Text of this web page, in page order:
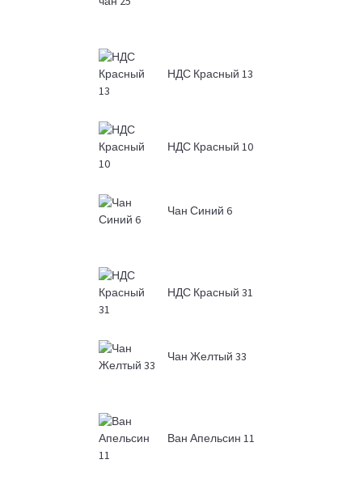
НДС Красный 13
НДС Красный 10
Чан Синий 6
НДС Красный 31
Чан Желтый 33
Ван Апельсин 11